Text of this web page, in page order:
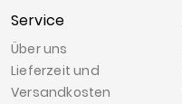
Service
Über uns
Lieferzeit und
Versandkosten